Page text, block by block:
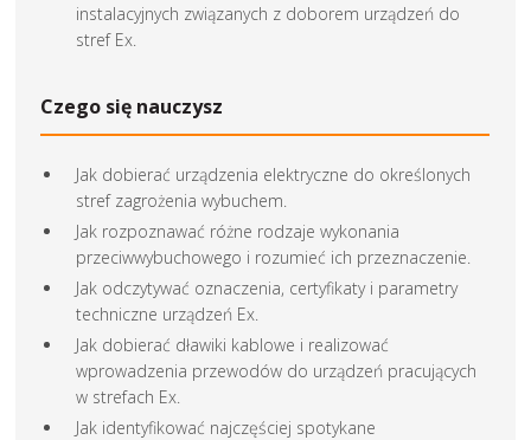
instalacyjnych związanych z doborem urządzeń do
stref Ex.
Czego się nauczysz
Jak dobierać urządzenia elektryczne do określonych
stref zagrożenia wybuchem.
Jak rozpoznawać różne rodzaje wykonania
przeciwwybuchowego i rozumieć ich przeznaczenie.
Jak odczytywać oznaczenia, certyfikaty i parametry
techniczne urządzeń Ex.
Jak dobierać dławiki kablowe i realizować
wprowadzenia przewodów do urządzeń pracujących
w strefach Ex.
Jak identyfikować najczęściej spotykane